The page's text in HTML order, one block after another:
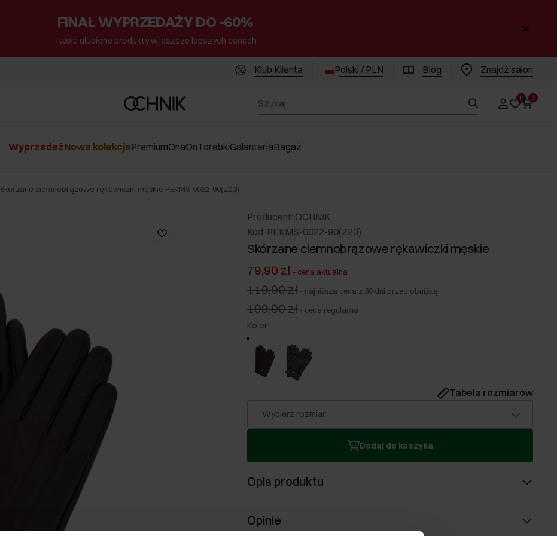
FINAŁ WYPRZEDAŻY DO -60%
Twoje ulubione produkty w jeszcze lepszych cenach
Klub Klienta Polski / PLN Blog Znajdż salon
0 0
WyprzedażNowa kolekcjaPremiumOnaOnTorebkiGalanteriaBagaż
Skórzane ciemnobrązowe rękawiczki męskie REKMS-0022-90(Z23)
Producent: OCHNIK
Kod: REKMS-0022-90(Z23)
Skórzane ciemnobrązowe rękawiczki męskie
79,90 zł - cena aktualna
119,90 zł - najniższa cena z 30 dni przed obniżką
199,90 zł - cena regularna
Kolor:
Tabela rozmiarów
Wybierz rozmiar
Dodaj do koszyka
Opis produktu
Opinie